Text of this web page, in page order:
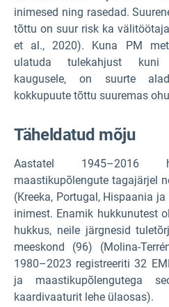
inimesed ning rasedad.
tõttu on suur risk ka
et al., 2020). Kuna PM
ulatuda tulekahjust kuni
kaugusele, on suurte
kokkupuute tõttu suuremas
Täheldatud mõju
Aastatel
maastikupõlengute tagajärjel
(Kreeka, Portugal, Hispaania
inimest. Enamik hukkunutest
hukkus, neile järgnesid
meeskond (96) (Molina-
1980–2023 registreeriti 32
ja maastikupõlengutega
kaardivaaturit lehe ülaosas).